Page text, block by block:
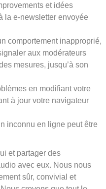
et idées
la e-newsletter envoyée
comportement inapproprié,
aux modérateurs
mesures, jusqu’à son
en modifiant votre
à jour votre navigateur
inconnu en ligne peut être
et partager des
avec eux. Nous nous
sûr, convivial et